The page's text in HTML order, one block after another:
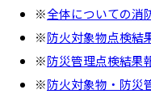
※全体についての消
※防火対象物点検結
※防災管理点検結果
※防火対象物・防災